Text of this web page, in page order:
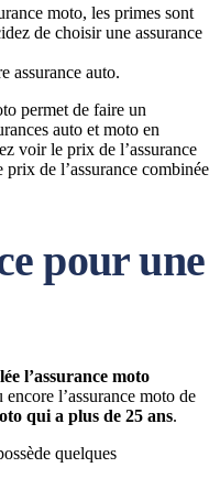
moto, les primes sont
de choisir une assurance
assurance auto.
permet de faire un
auto et moto en
voir le prix de l’assurance
prix de l’assurance combinée
pour une
l’assurance moto
l’assurance moto de
qui a plus de 25 ans.
quelques